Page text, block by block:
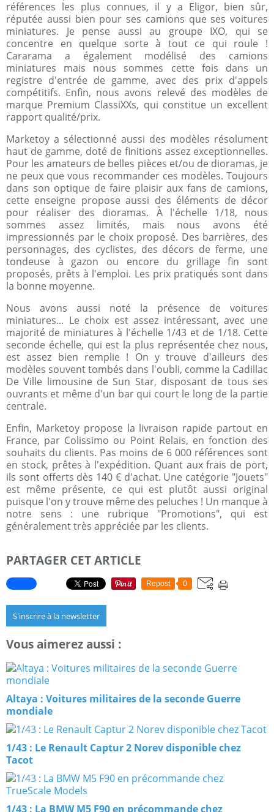
références les plus connues, il y a Eligor, bien sûr,
réputée aussi bien pour ses camions que ses voitures
miniatures. Je pense aussi au groupe IXO, qui se
concentre en quelque sorte à tout ce qui roule !
Cararama a également modélisé des camions
miniatures mais nous sommes cette fois dans un
registre d'entrée de gamme, avec des prix d'appels
compétitifs. Enfin, nous avons relevé des modèles de
marque Premium ClassiXXs, qui constitue un excellent
rapport qualité/prix.
Marketoy a sélectionné aussi des modèles résolument
haut de gamme, doté de finitions assez exceptionnelles.
Pour les amateurs de belles pièces et/ou de dioramas, je
ne peux que vous recommander ces modèles. Toujours
dans son optique de faire plaisir aux fans de camions,
cette enseigne propose aussi des éléments de décor
pour réaliser des dioramas. À l'échelle 1/18, nous
sommes assez limités, mais nous avons été
impressionnés par le choix proposé. Des barrières, des
personnages, des cyclistes, des décors de ferme, une
tondeuse à gazon ou encore du grillage fin sont
proposés, prêts à l'emploi. Les prix pratiqués sont dans
la bonne moyenne.
Nous avons aussi noté la présence de voitures
miniatures... Le choix est assez intéressant, avec une
majorité de miniatures à l'échelle 1/43 et de 1/18. Cette
seconde échelle, qui est la plus représentée chez nous,
est assez bien remplie ! On y trouve d'ailleurs des
modèles souvent tombés dans l'oubli, comme la Cadillac
De Ville limousine de Sun Star, disposant de tous ses
ouvrants et même d'un bar qui court le long de la partie
centrale.
Enfin, Marketoy propose la livraison rapide partout en
France, par Colissimo ou Point Relais, en fonction des
souhaits du clients. Pas moins de 6 000 références sont
en stock, prêtes à l'expédition. Quant aux frais de port,
ils sont offerts dès 140 € d'achat. Une catégorie "Jouets"
est même présente, ce qui est plutôt aussi original
puisque l'on y trouve même des peluches ! Un manque à
notre sens : une rubrique "Promotions", qui est
généralement très appréciée par les clients.
PARTAGER CET ARTICLE
Repost 0
S'inscrire à la newsletter
Vous aimerez aussi :
Altaya : Voitures militaires de la seconde Guerre
mondiale
1/43 : Le Renault Captur 2 Norev disponible chez
Tacot
1/43 : La BMW M5 F90 en précommande chez